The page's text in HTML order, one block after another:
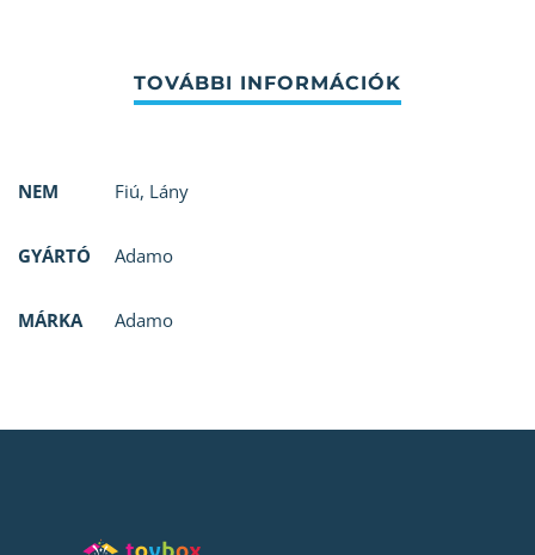
NEM Fiú, Lány
GYÁRTÓ Adamo
MÁRKA Adamo